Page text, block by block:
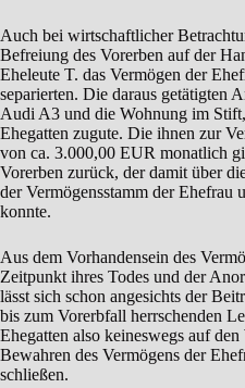
Auch bei wirtschaftlicher
Befreiung des Vorerben auf der
Eheleute T. das Vermögen der
separierten. Die daraus getätigten
Audi A3 und die Wohnung im
Ehegatten zugute. Die ihnen zur
von ca. 3.000,00 EUR monatlich
Vorerben zurück, der damit über
der Vermögensstamm der Ehefrau
konnte.
Aus dem Vorhandensein des
Zeitpunkt ihres Todes und der
lässt sich schon angesichts der
bis zum Vorerbfall herrschenden
Ehegatten also keineswegs auf
Bewahren des Vermögens der
schließen.